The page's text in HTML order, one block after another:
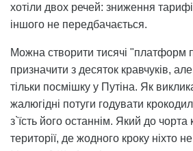
хотіли двох речей: зниження
іншого не передбачається.
Можна створити тисячі "платформ
призначити з десяток кравчуків,
тільки посмішку у Путіна. Як
жалюгідні потуги годувати
з`їсть його останнім. Який до чорта
території, де жодного кроку ніхто